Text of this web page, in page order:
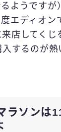
るようですが
エディオン
店してくじ
するのが熱
ラソンは